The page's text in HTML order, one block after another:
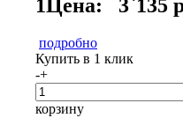
1Цена: 3`135
подробно
Купить в 1 клик
-+
корзину